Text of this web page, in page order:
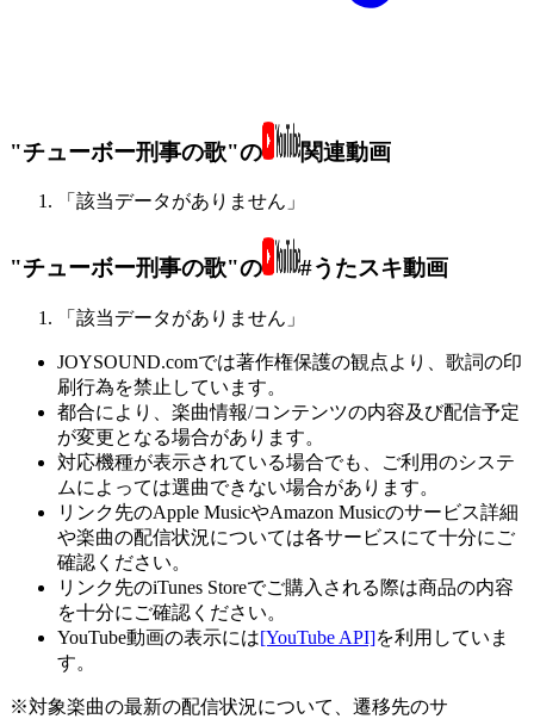
"チューボー刑事の歌"の 関連動画
「該当データがありません」
"チューボー刑事の歌"の #うたスキ動画
「該当データがありません」
JOYSOUND.comでは著作権保護の観点より、歌詞の印
刷行為を禁止しています。
都合により、楽曲情報/コンテンツの内容及び配信予定
が変更となる場合があります。
対応機種が表示されている場合でも、ご利用のシステ
ムによっては選曲できない場合があります。
リンク先のApple MusicやAmazon Musicのサービス詳細
や楽曲の配信状況については各サービスにて十分にご
確認ください。
リンク先のiTunes Storeでご購入される際は商品の内容
を十分にご確認ください。
YouTube動画の表示には[YouTube API]を利用していま
す。
※対象楽曲の最新の配信状況について、遷移先のサ